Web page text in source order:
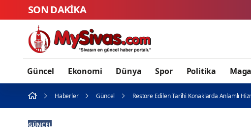
SON DAKİKA
Güncel Ekonomi Dünya Spor Politika
Haberler Güncel Restore Edilen Tarihi Konaklarda Anlamlı
GÜNCEL